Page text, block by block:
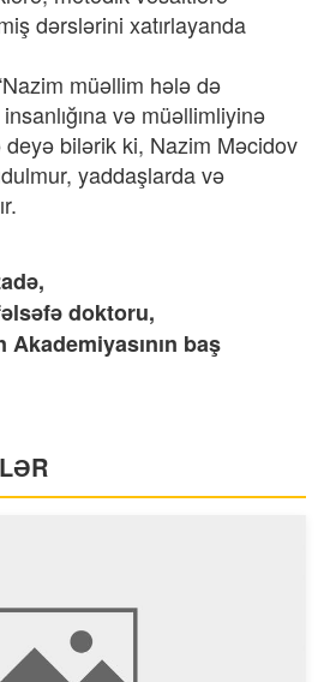
dərslərini xatırlayanda
müəllim hələ də
və müəllimliyinə
bilərik ki, Nazim Məcidov
yaddaşlarda və
doktoru,
baş